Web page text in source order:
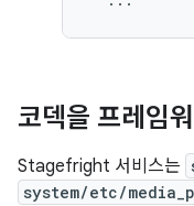
코덱을 프레임
Stagefright 서비스는
system/etc/